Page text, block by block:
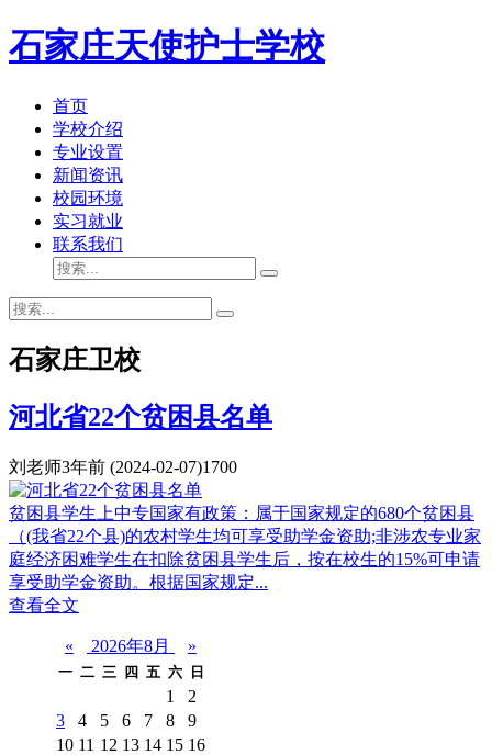
石家庄天使护士学校
首页
学校介绍
专业设置
新闻资讯
校园环境
实习就业
联系我们
石家庄卫校
河北省22个贫困县名单
刘老师3年前 (2024-02-07)1700
贫困县学生上中专国家有政策：属于国家规定的680个贫困县
（(我省22个县)的农村学生均可享受助学金资助;非涉农专业家
庭经济困难学生在扣除贫困县学生后，按在校生的15%可申请
享受助学金资助。根据国家规定...
查看全文
« 2026年8月 »
一 二 三 四 五 六 日
1
2
3
4 5 6 7 8
9
10 11 12 13 14 15 16